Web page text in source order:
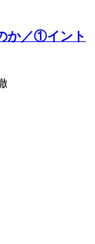
か／①イント